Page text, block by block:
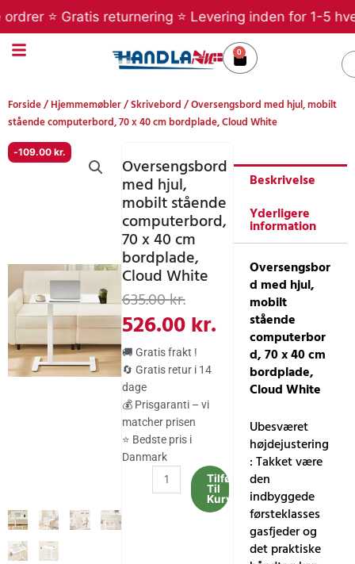
til
indholdet
Gratis returnering ⭐ Levering inden for 1-5
0
Kurv
Forside/Hjemmemøbler/Skrivebord/ Oversengsbord med hjul, mobilt
stående computerbord, 70 x 40 cm bordplade, Cloud White
-109.00 kr.
Oversengsbord
med hjul,
mobilt stående
computerbord,
70 x 40 cm
bordplade,
Cloud White
635.00kr.Den
oprindelige
pris
var:
635.00 kr..
526.00kr.
Den
aktuelle
pris
526.00 kr..
🚚 Gratis frakt !
🔄 Gratis retur i 14
dage
💰 Prisgaranti – vi
matcher prisen
⭐ Bedste pris i
Danmark
Oversengsbord
hjul,
mobilt
Tilføj
Til
Kurv
Beskrivelse
Yderligere
information
Oversengsbor
d med hjul,
mobilt
stående
computerbor
d, 70 x 40 cm
bordplade,
Cloud White
Ubesværet
højdejustering
: Takket være
den
indbyggede
førsteklasses
gasfjeder og
det praktiske